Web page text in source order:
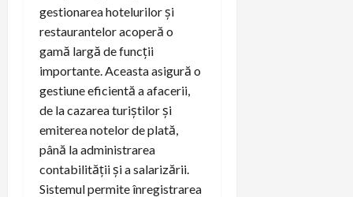
gestionarea hotelurilor și
restaurantelor acoperă o
gamă largă de funcții
importante. Aceasta asigură o
gestiune eficientă a afacerii,
de la cazarea turiștilor și
emiterea notelor de plată,
până la administrarea
contabilității și a salarizării.
Sistemul permite înregistrarea